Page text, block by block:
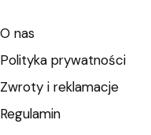
O nas
Polityka prywatności
Zwroty i reklamacje
Regulamin